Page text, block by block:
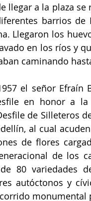
llegar a la plaza
barrios de
Llegaron los
en los ríos y
caminando
el señor
en honor a
de Silleteros
al cual
de flores
de los
80 variedades
autóctonos y